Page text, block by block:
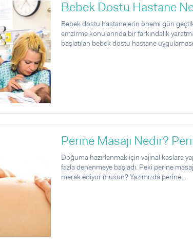
Bebek Dostu Hastane
Bebek dostu hastanelerin önemi gün
emzirme konularında bir farkındalık
başlatılan bebek dostu hastane
Perine Masajı Nedir?
Doğuma hazırlanmak için vajinal kaslara
fazla denenmeye başladı. Peki perine
merak ediyor musun? Yazımızda perine...